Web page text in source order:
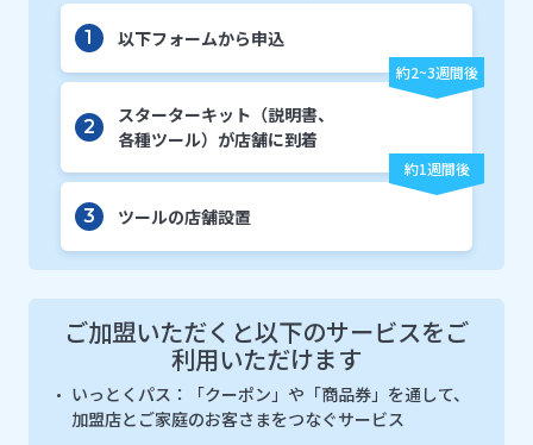
1 以下フォームから申込
2
スターターキット （説明書、
各種ツール） が店舗に到着
3 ツールの店舗設置
ご加盟いただくと以下のサービスをご
利用いただけます
いっとくパス：「クーポン」や「商品券」を通して、
加盟店とご家庭のお客さまをつなぐサービス